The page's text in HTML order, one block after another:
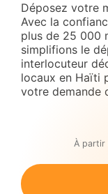
Déposez votre
Avec la
plus de 25 000
simplifions le
interlocuteur
locaux en Haïti
votre demande
À partir